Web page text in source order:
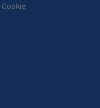
Cookie